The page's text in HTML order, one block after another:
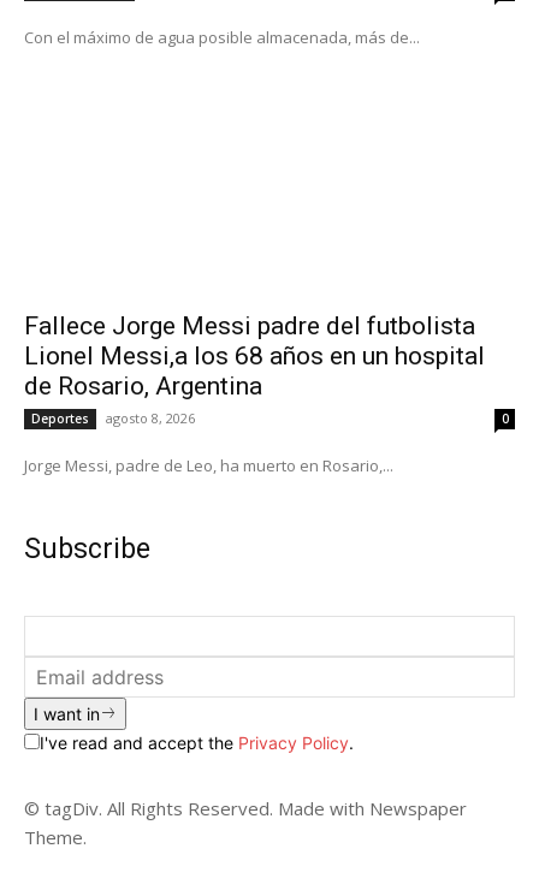
Con el máximo de agua posible almacenada, más de...
Fallece Jorge Messi padre del futbolista
Lionel Messi,a los 68 años en un hospital
de Rosario, Argentina
Deportes agosto 8, 2026 0
Jorge Messi, padre de Leo, ha muerto en Rosario,...
Subscribe
I want in
I've read and accept the Privacy Policy.
© tagDiv. All Rights Reserved. Made with Newspaper
Theme.